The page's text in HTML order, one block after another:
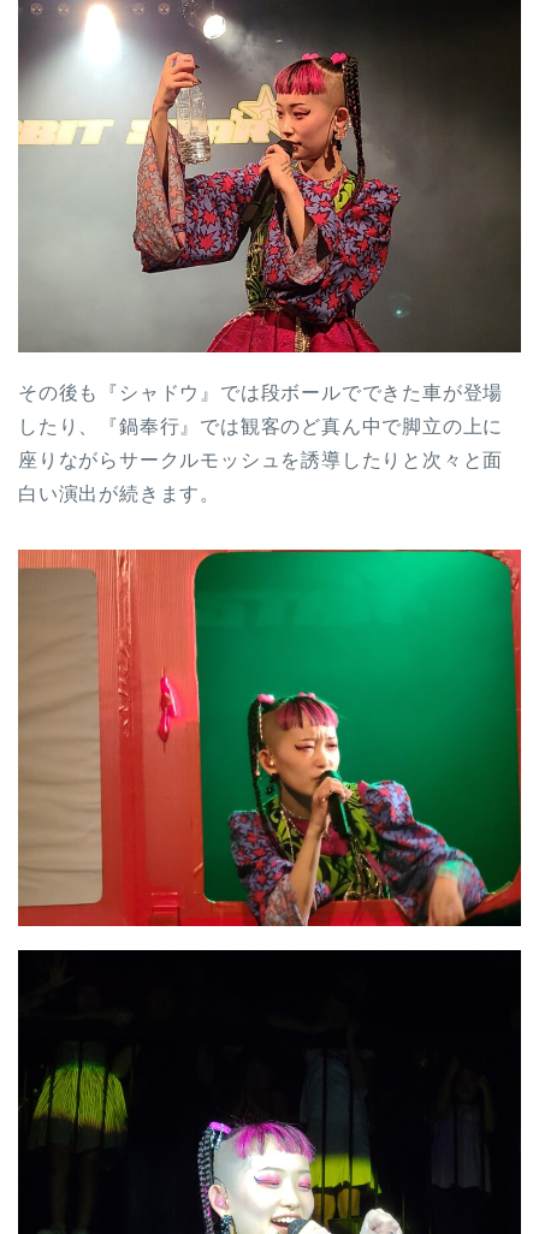
その後も『シャドウ』では段ボールでできた車が登場
したり、『鍋奉行』では観客のど真ん中で脚立の上に
座りながらサークルモッシュを誘導したりと次々と面
白い演出が続きます。